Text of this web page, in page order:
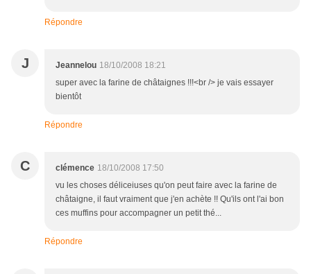
Répondre
J Jeannelou 18/10/2008 18:21
super avec la farine de châtaignes !!!<br /> je vais essayer
bientôt
Répondre
C clémence 18/10/2008 17:50
vu les choses déliceiuses qu'on peut faire avec la farine de
châtaigne, il faut vraiment que j'en achète !! Qu'ils ont l'ai bon
ces muffins pour accompagner un petit thé...
Répondre